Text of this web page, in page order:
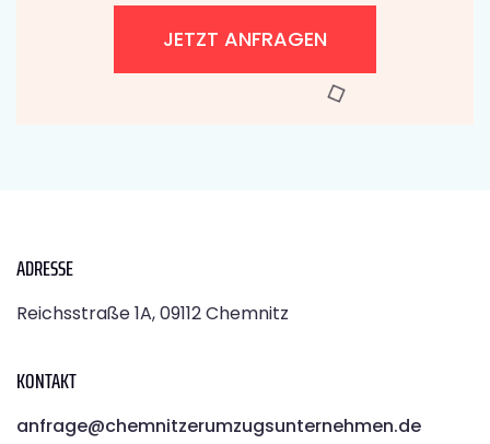
JETZT ANFRAGEN
ADRESSE
Reichsstraße 1A, 09112 Chemnitz
KONTAKT
anfrage@chemnitzerumzugsunternehmen.de